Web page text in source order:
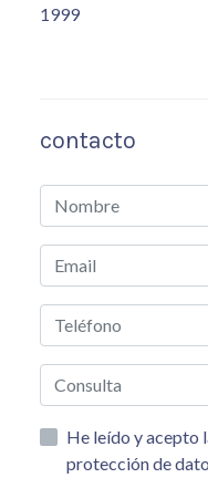
1999
contacto
He leído y acepto la información básica sobre
protección de datos asi como el aviso legal